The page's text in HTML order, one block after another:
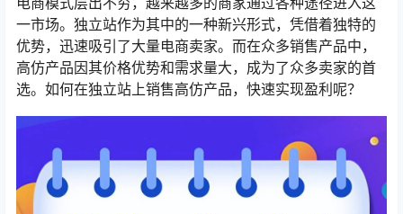
一市场。独立站作为其中的一种新兴形式，凭借着独特的
优势，迅速吸引了大量电商卖家。而在众多销售产品中，
高仿产品因其价格优势和需求量大，成为了众多卖家的首
选。如何在独立站上销售高仿产品，快速实现盈利呢？